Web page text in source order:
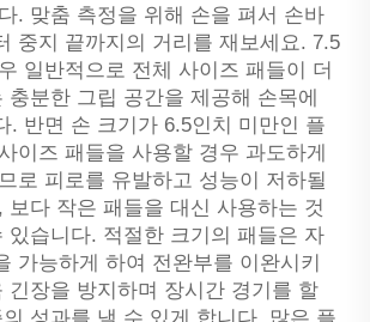
. 맞춤 측정을 위해 손을 펴서 손바
중지 끝까지의 거리를 재보세요. 7.5
일반적으로 전체 사이즈 패들이 더
충분한 그립 공간을 제공해 손목에
. 반면 손 크기가 6.5인치 미만인 플
이즈 패들을 사용할 경우 과도하게
로 피로를 유발하고 성능이 저하될
보다 작은 패들을 대신 사용하는 것
있습니다. 적절한 크기의 패들은 자
가능하게 하여 전완부를 이완시키
긴장을 방지하며 장시간 경기를 할